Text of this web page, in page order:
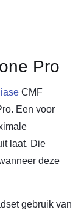
Pro
CMF
Een voor
laat. Die
deze
gebruik van